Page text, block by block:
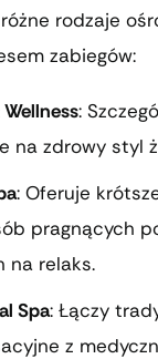
rodzaje
zabiegów:
Wellness:
na zdrowy styl
: Oferuje
pragnących
na relaks.
Spa: Łączy
z